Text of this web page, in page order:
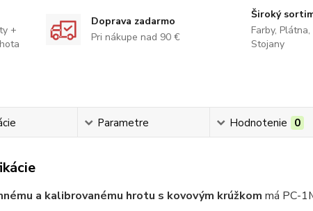
+
Doprava zadarmo
Pri nákupe nad 90 €
Široký
Farby,
Stojany
Parametre Hodnotenie 0
a kalibrovanému hrotu s kovovým krúžkom má PC-